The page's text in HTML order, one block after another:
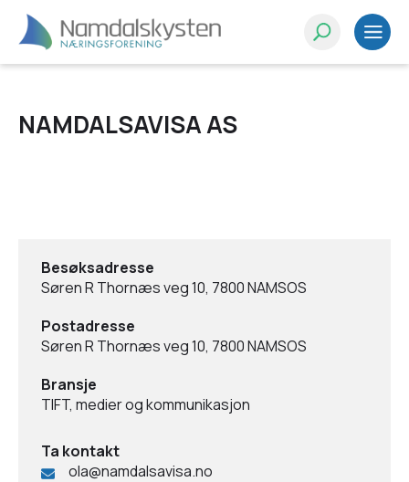
NAMDALSAVISA AS
Besøksadresse
Søren R Thornæs veg 10, 7800 NAMSOS
Postadresse
Søren R Thornæs veg 10, 7800 NAMSOS
Bransje
TIFT, medier og kommunikasjon
Ta kontakt
ola@namdalsavisa.no